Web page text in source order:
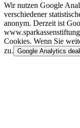
Wir nutzen Google
verschiedener
anonym. Derzeit ist
Cookies. Wenn Sie
zu. Google Analytics